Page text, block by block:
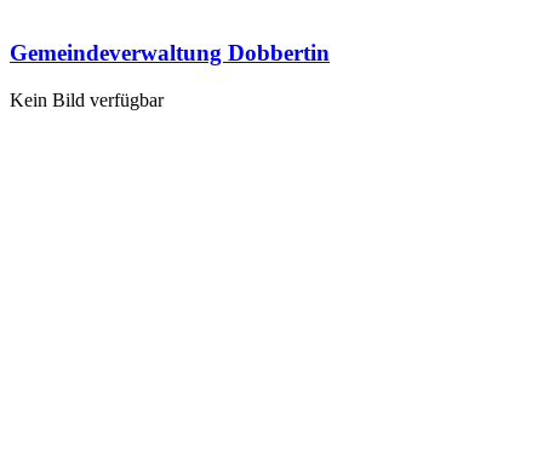
Gemeindeverwaltung Dobbertin
Kein Bild verfügbar